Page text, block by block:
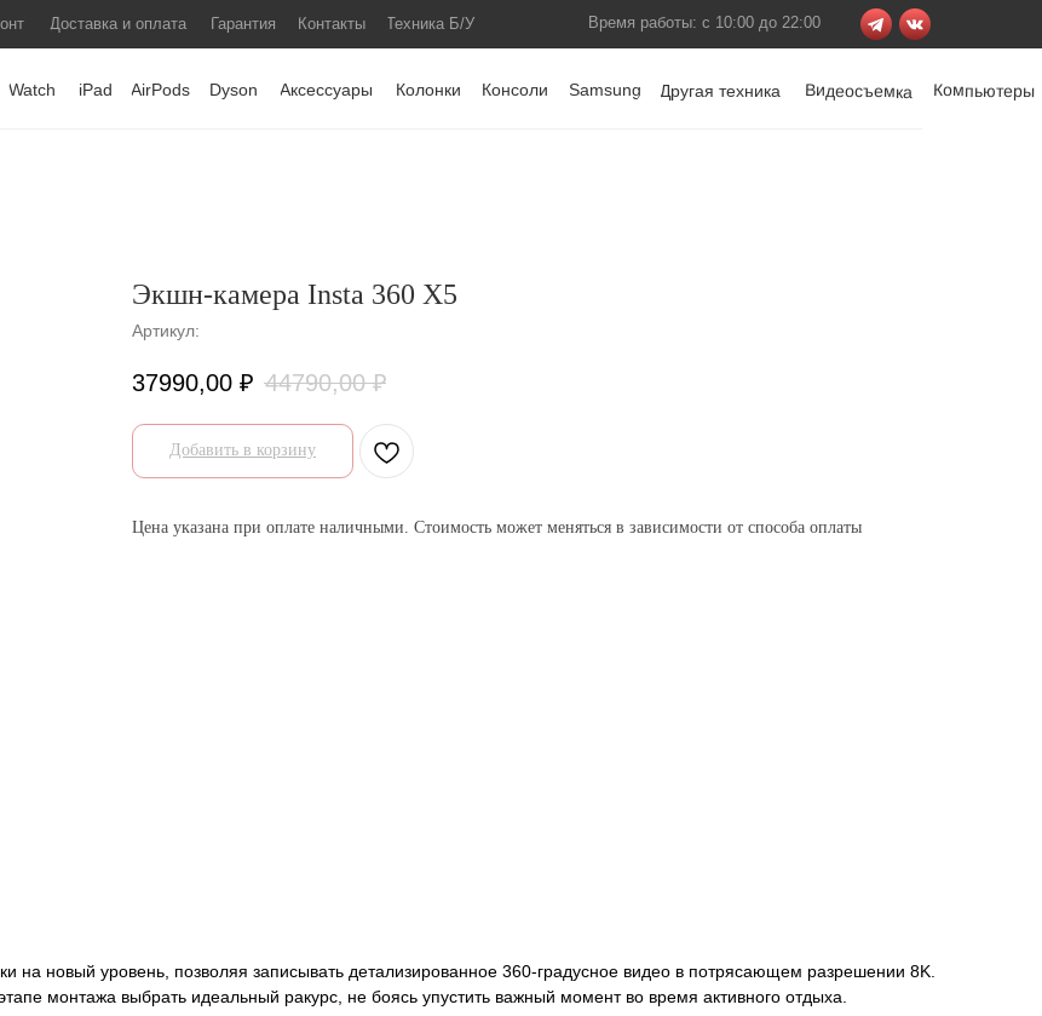
Время работы: с 10:00 до 22:00
Техника Б/У
Контакты
Гарантия
Доставка и оплата
Компьютеры
Видеосъемка
Другая техника
Samsung
Консоли
Колонки
Аксессуары
Dyson
AirPods
iPad
Watch
Экшн-камера Insta 360 X5
Артикул:
37990,00 ₽ 44790,00 ₽
Добавить в корзину
Цена указана при оплате наличными. Стоимость может меняться в зависимости от способа оплаты
на новый уровень, позволяя записывать детализированное 360-градусное видео в потрясающем разрешении 8K.
монтажа выбрать идеальный ракурс, не боясь упустить важный момент во время активного отдыха.